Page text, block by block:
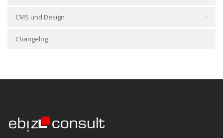
CMS und Design
Changelog